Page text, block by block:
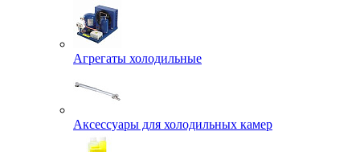
Агрегаты холодильные
Аксессуары для холодильных камер